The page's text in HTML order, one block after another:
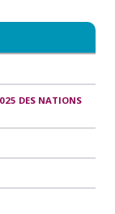
DES NATIONS